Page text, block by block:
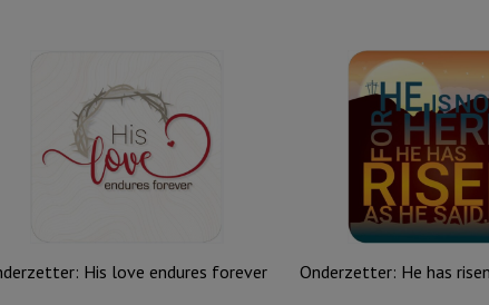
His love endures forever Onderzetter: He has